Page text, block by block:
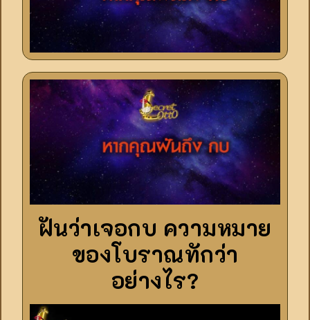
ฝันว่าเจอกบ ความหมาย
ของโบราณทักว่า
อย่างไร?